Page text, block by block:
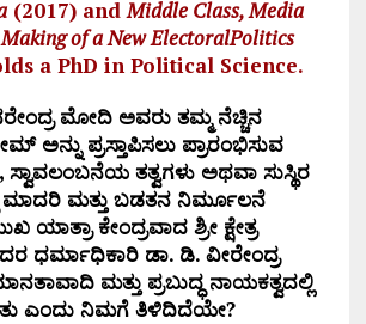
(2017) and Middle Class, Media
of a New ElectoralPolitics
a PhD in Political Science.
ನರೇಂದ್ರ ಮೋದಿ ಅವರು ತಮ್ಮ ನೆಚ್ಚಿನ
ಅನ್ನು ಪ್ರಸ್ತಾಪಿಸಲು ಪ್ರಾರಂಭಿಸುವ
ತತ್ವಗಳು ಅಥವಾ ಸುಸ್ಥಿರ
ಮಾದರಿ ಮತ್ತು ಬಡತನ ನಿರ್ಮೂಲನೆ
ಯಾತ್ರಾ ಕೇಂದ್ರವಾದ ಶ್ರೀ ಕ್ಷೇತ್ರ
ಧರ್ಮಾಧಿಕಾರಿ ಡಾ. ಡಿ. ವೀರೇಂದ್ರ
ಮತ್ತು ಪ್ರಬುದ್ಧ ನಾಯಕತ್ವದಲ್ಲಿ
ಎಂದು ನಿಮಗೆ ತಿಳಿದಿದೆಯೇ?